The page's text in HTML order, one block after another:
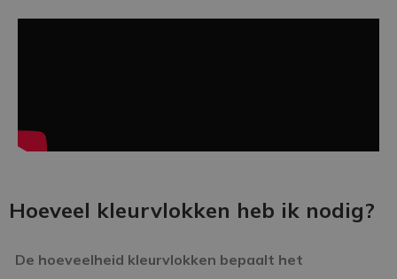
Hoeveel kleurvlokken heb ik nodig?
De hoeveelheid kleurvlokken bepaalt het